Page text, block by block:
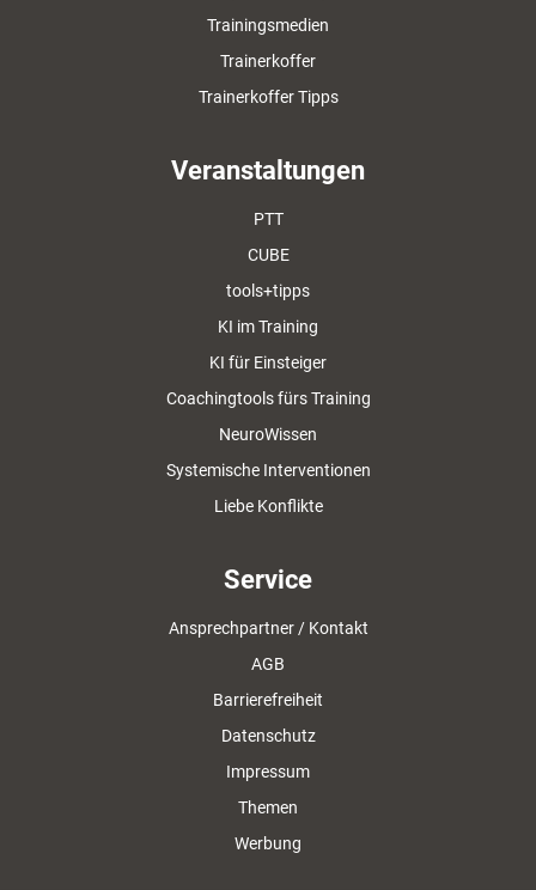
Trainingsmedien
Trainerkoffer
Trainerkoffer Tipps
Veranstaltungen
PTT
CUBE
tools+tipps
KI im Training
KI für Einsteiger
Coachingtools fürs Training
NeuroWissen
Systemische Interventionen
Liebe Konflikte
Service
Ansprechpartner / Kontakt
AGB
Barrierefreiheit
Datenschutz
Impressum
Themen
Werbung